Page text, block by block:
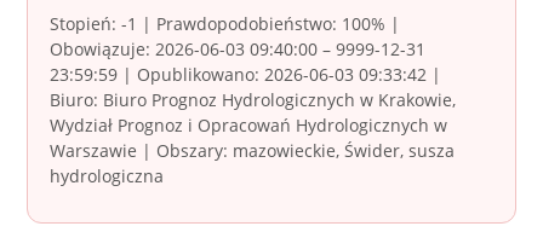
Stopień: -1 | Prawdopodobieństwo: 100% |
Obowiązuje: 2026-06-03 09:40:00 – 9999-12-31
23:59:59 | Opublikowano: 2026-06-03 09:33:42 |
Biuro: Biuro Prognoz Hydrologicznych w Krakowie,
Wydział Prognoz i Opracowań Hydrologicznych w
Warszawie | Obszary: mazowieckie, Świder, susza
hydrologiczna